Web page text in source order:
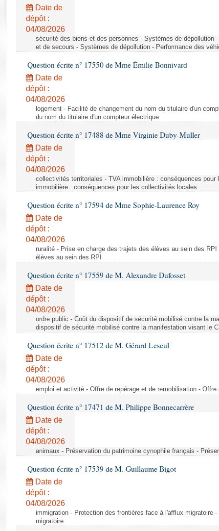
Rapports législatifs
Rapports sur l'application des lois
Baromètre de l’application des lois
Dossiers législatifs
Budget et sécurité sociale
Questions écrites et orales
Comptes rendus des débats
Date de
dépôt :
04/08/2026
sécurité des biens et des personnes - Systèmes de dépollution
et de secours - Systèmes de dépollution - Performance des
Question écrite n° 17550 de Mme Émilie Bonnivard
Date de
dépôt :
04/08/2026
logement - Facilité de changement du nom du titulaire d'un
du nom du titulaire d'un compteur électrique
Question écrite n° 17488 de Mme Virginie Duby-Muller
Date de
dépôt :
04/08/2026
collectivités territoriales - TVA immobilière : conséquences
immobilière : conséquences pour les collectivités locales
Question écrite n° 17594 de Mme Sophie-Laurence Roy
Date de
dépôt :
04/08/2026
ruralité - Prise en charge des trajets des élèves au sein des
élèves au sein des RPI
Question écrite n° 17559 de M. Alexandre Dufosset
Date de
dépôt :
04/08/2026
ordre public - Coût du dispositif de sécurité mobilisé contre la
dispositif de sécurité mobilisé contre la manifestation visant le
Question écrite n° 17512 de M. Gérard Leseul
Date de
dépôt :
04/08/2026
emploi et activité - Offre de repérage et de remobilisation -
Question écrite n° 17471 de M. Philippe Bonnecarrère
Date de
dépôt :
04/08/2026
animaux - Préservation du patrimoine cynophile français -
Question écrite n° 17539 de M. Guillaume Bigot
Date de
dépôt :
04/08/2026
immigration - Protection des frontières face à l'afflux migratoire
migratoire